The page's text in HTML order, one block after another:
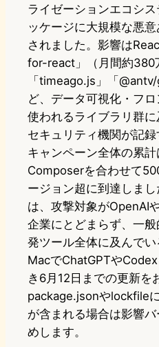
ライゼーションエコシ
ッケージに大規模な悪
されました。影響は
for-react」（月間約380
「timeago.js」「
ど、データ可視化・フ
使われるライブラリ群
セキュリティ機関が記
キャンペーン全体の累計
Composerを合わせて
ージョン超に到達しま
は、攻撃対象がOpenAI
企業にとどまらず、一
発ツール全体に及んでい
MacでChatGPTや
き6月12日までの更新を
package.jsonやlockfile
が含まれる場合は影響
めします。